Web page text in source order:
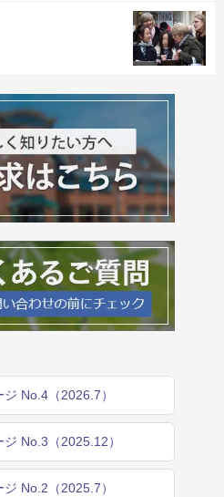
No.4（2026.7）
No.3（2025.12）
No.2（2025.7）